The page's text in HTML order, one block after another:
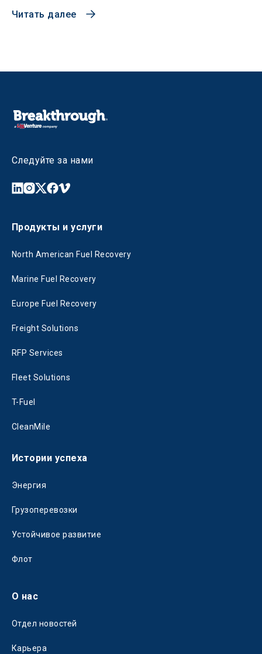
Читать далее
Следуйте за нами
Продукты и услуги
North American Fuel Recovery
Marine Fuel Recovery
Europe Fuel Recovery
Freight Solutions
RFP Services
Fleet Solutions
T-Fuel
CleanMile
Истории успеха
Энергия
Грузоперевозки
Устойчивое развитие
Флот
О нас
Отдел новостей
Карьера